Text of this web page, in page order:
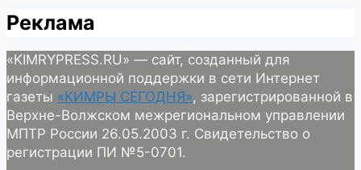
Реклама
«KIMRYPRESS.RU» — сайт, созданный для
информационной поддержки в сети Интернет
газеты «КИМРЫ СЕГОДНЯ», зарегистрированной в
Верхне-Волжском межрегиональном управлении
МПТР России 26.05.2003 г. Свидетельство о
регистрации ПИ №5-0701.